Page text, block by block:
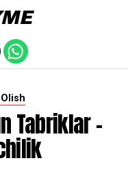
Olish
Tabriklar -